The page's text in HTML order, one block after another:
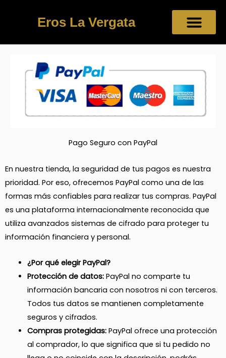
Eros La Vergata
Pago Seguro con PayPal
En nuestra tienda, la seguridad de tus pagos es nuestra
prioridad. Por eso, ofrecemos PayPal como una de las
formas más confiables para realizar tus compras. PayPal
es una plataforma internacionalmente reconocida que
utiliza avanzados sistemas de cifrado para proteger tu
información financiera y personal.
¿Por qué elegir PayPal?
Protección de datos:PayPal no comparte tu
información bancaria con nosotros ni con terceros.
Todos tus datos se mantienen completamente
seguros y cifrados.
Compras protegidas:PayPal ofrece una protección
al comprador, lo que significa que si tu pedido no